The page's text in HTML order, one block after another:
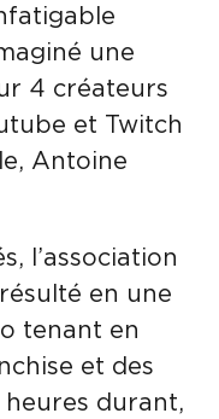
une
4 créateurs
et Twitch
Antoine
l’association
en une
tenant en
et des
durant,